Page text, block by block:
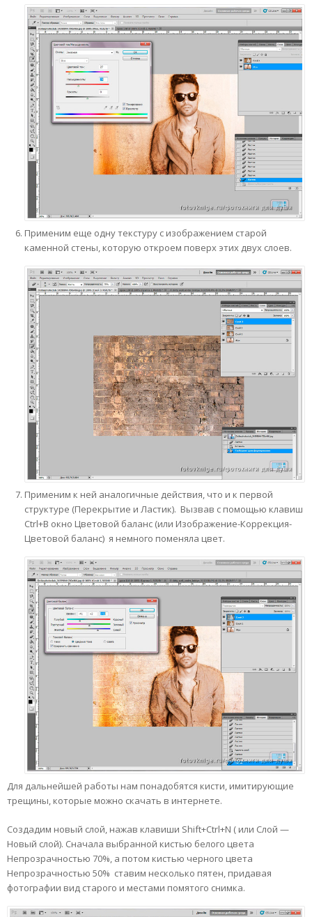
Применим еще одну текстуру с изображением старой
каменной стены, которую откроем поверх этих двух слоев.
Применим к ней аналогичные действия, что и к первой
структуре (Перекрытие и Ластик). Вызвав с помощью клавиш
Ctrl+B окно Цветовой баланс (или Изображение-Коррекция-
Цветовой баланс) я немного поменяла цвет.
Для дальнейшей работы нам понадобятся кисти, имитирующие
трещины, которые можно скачать в интернете.
Создадим новый слой, нажав клавиши Shift+Ctrl+N ( или Слой —
Новый слой). Сначала выбранной кистью белого цвета
Непрозрачностью 70%, а потом кистью черного цвета
Непрозрачностью 50% ставим несколько пятен, придавая
фотографии вид старого и местами помятого снимка.